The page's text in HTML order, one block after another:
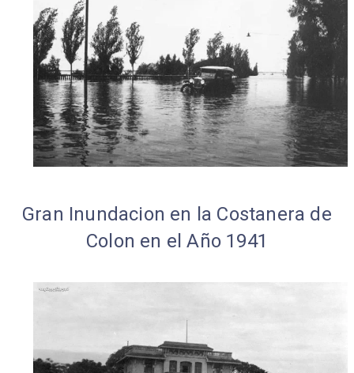
Gran Inundacion en la Costanera de
Colon en el Año 1941